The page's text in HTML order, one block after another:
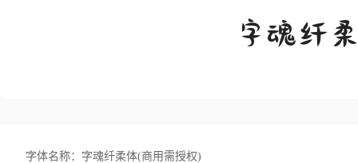
字体名称：字魂纤柔体(商用需授权)